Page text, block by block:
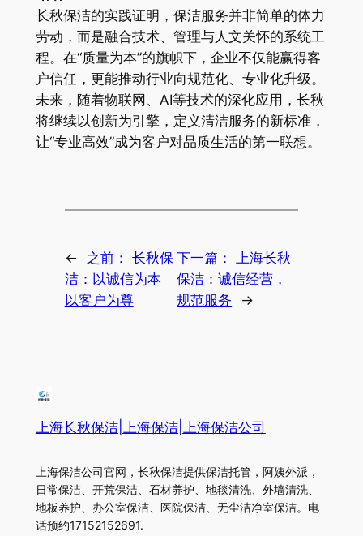
长秋保洁的实践证明，保洁服务并非简单的体力
劳动，而是融合技术、管理与人文关怀的系统工
程。在“质量为本”的旗帜下，企业不仅能赢得客
户信任，更能推动行业向规范化、专业化升级。
未来，随着物联网、AI等技术的深化应用，长秋
将继续以创新为引擎，定义清洁服务的新标准，
让“专业高效”成为客户对品质生活的第一联想。
← 之前： 长秋保
洁：以诚信为本
以客户为尊
下一篇：
上海长秋
保洁：诚信经营，
规范服务
→
上海长秋保洁|上海保洁|上海保洁公司
上海保洁公司官网，长秋保洁提供保洁托管，阿姨外派，
日常保洁、开荒保洁、石材养护、地毯清洗、外墙清洗、
地板养护、办公室保洁、医院保洁、无尘洁净室保洁。电
话预约17152152691.